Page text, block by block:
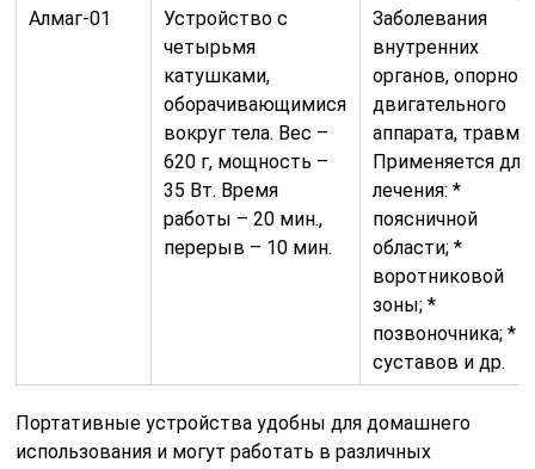
Алмаг-01
Устройство с
четырьмя
катушками,
оборачивающимися
вокруг тела. Вес –
620 г, мощность –
35 Вт. Время
работы – 20 мин.,
перерыв – 10 мин.
Заболевания
внутренних
органов, опорно-
двигательного
аппарата,
Применяется для
лечения: *
поясничной
области; *
воротниковой
зоны; *
позвоночника; *
суставов и др.
Портативные устройства удобны для домашнего
использования и могут работать в различных